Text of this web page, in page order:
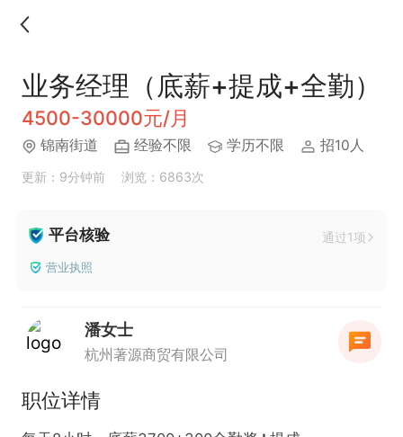
业务经理（底薪+提成+全勤）
4500-30000元/月
锦南街道 经验不限 学历不限 招10人
更新：9分钟前 浏览：6863次
平台核验 通过1项
营业执照
潘女士
杭州著源商贸有限公司
职位详情